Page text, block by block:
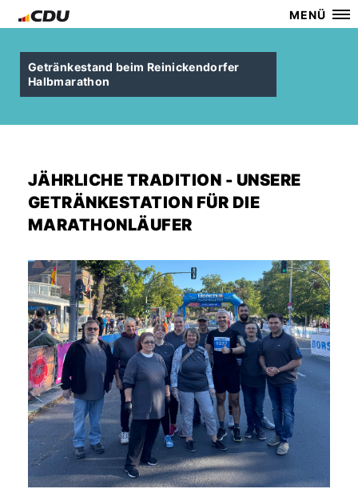
MENÜ
Getränkestand beim Reinickendorfer
Halbmarathon
JÄHRLICHE TRADITION - UNSERE
GETRÄNKESTATION FÜR DIE
MARATHONLÄUFER